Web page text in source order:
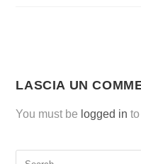
LASCIA UN
You must be logged in